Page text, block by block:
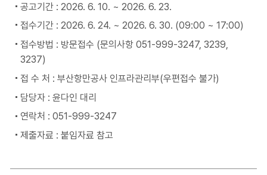
공고기간 : 2026. 6. 10. ~ 2026. 6. 23.
접수기간 : 2026. 6. 24. ~ 2026. 6. 30. (09:00 ~ 17:00)
접수방법 : 방문접수 (문의사항 051-999-3247, 3239,
3237)
접 수 처 : 부산항만공사 인프라관리부(우편접수 불가)
담당자 : 윤다인 대리
연락처 : 051-999-3247
제출자료 : 붙임자료 참고